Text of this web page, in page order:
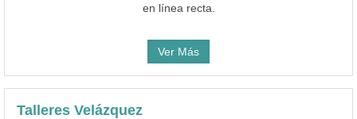
en línea recta.
Ver Más
Talleres Velázquez